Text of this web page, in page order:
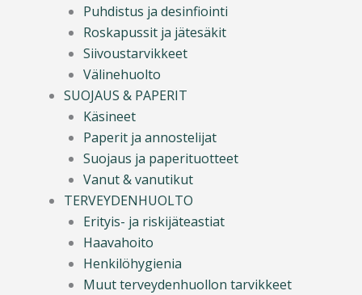
Puhdistus ja desinfiointi
Roskapussit ja jätesäkit
Siivoustarvikkeet
Välinehuolto
SUOJAUS & PAPERIT
Käsineet
Paperit ja annostelijat
Suojaus ja paperituotteet
Vanut & vanutikut
TERVEYDENHUOLTO
Erityis- ja riskijäteastiat
Haavahoito
Henkilöhygienia
Muut terveydenhuollon tarvikkeet